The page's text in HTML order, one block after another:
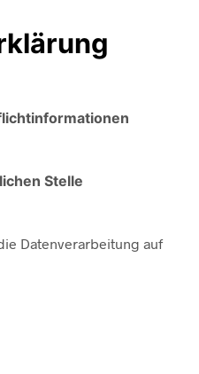
Stelle
Datenverarbeitung auf